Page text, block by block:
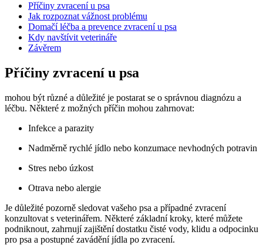
Příčiny zvracení u psa
Jak rozpoznat vážnost problému
Domačí léčba a prevence zvracení u psa
Kdy navštívit veterináře
Závěrem
Příčiny zvracení u psa
mohou být různé a důležité je postarat se o správnou diagnózu a
léčbu. Některé z možných příčin mohou zahrnovat:
Infekce a parazity
Nadměrně rychlé jídlo nebo konzumace nevhodných potravin
Stres nebo úzkost
Otrava nebo alergie
Je důležité pozorně sledovat vašeho psa a případné zvracení
konzultovat s veterinářem. Některé základní kroky, které můžete
podniknout, zahrnují zajištění dostatku čisté vody, klidu a odpocinku
pro psa a postupné zavádění jídla po zvracení.